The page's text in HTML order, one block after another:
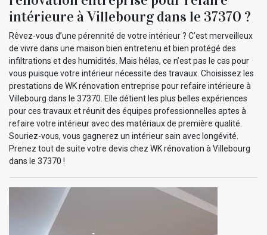
intérieure à Villebourg dans le 37370 ?
Rêvez-vous d’une pérennité de votre intérieur ? C’est merveilleux
de vivre dans une maison bien entretenu et bien protégé des
infiltrations et des humidités. Mais hélas, ce n’est pas le cas pour
vous puisque votre intérieur nécessite des travaux. Choisissez les
prestations de WK rénovation entreprise pour refaire intérieure à
Villebourg dans le 37370. Elle détient les plus belles expériences
pour ces travaux et réunit des équipes professionnelles aptes à
refaire votre intérieur avec des matériaux de première qualité.
Souriez-vous, vous gagnerez un intérieur sain avec longévité.
Prenez tout de suite votre devis chez WK rénovation à Villebourg
dans le 37370 !